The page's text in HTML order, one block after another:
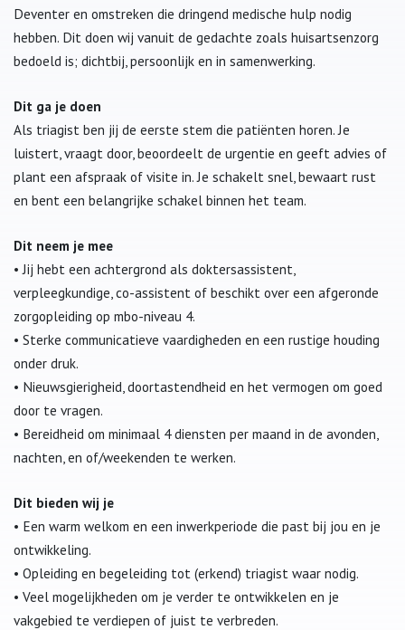
Deventer en omstreken die dringend medische hulp nodig
hebben. Dit doen wij vanuit de gedachte zoals huisartsenzorg
bedoeld is; dichtbij, persoonlijk en in samenwerking.
Dit ga je doen
Als triagist ben jij de eerste stem die patiënten horen. Je
luistert, vraagt door, beoordeelt de urgentie en geeft advies of
plant een afspraak of visite in. Je schakelt snel, bewaart rust
en bent een belangrijke schakel binnen het team.
Dit neem je mee
• Jij hebt een achtergrond als doktersassistent,
verpleegkundige, co-assistent of beschikt over een afgeronde
zorgopleiding op mbo-niveau 4.
• Sterke communicatieve vaardigheden en een rustige houding
onder druk.
• Nieuwsgierigheid, doortastendheid en het vermogen om goed
door te vragen.
• Bereidheid om minimaal 4 diensten per maand in de avonden,
nachten, en of/weekenden te werken.
Dit bieden wij je
• Een warm welkom en een inwerkperiode die past bij jou en je
ontwikkeling.
• Opleiding en begeleiding tot (erkend) triagist waar nodig.
• Veel mogelijkheden om je verder te ontwikkelen en je
vakgebied te verdiepen of juist te verbreden.